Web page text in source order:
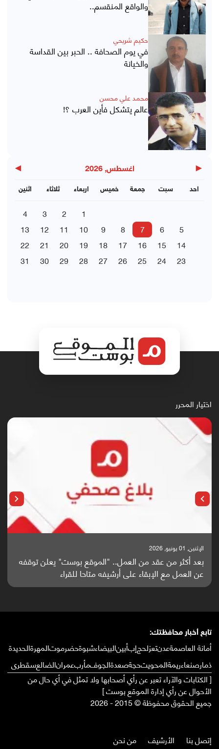
والواقع المنقسم..
حكيم شريحي
في يوم الصحافة .. الحبر بين القداسة
والخيانة
محمد علي محسن
عالم يتشكل فأين العرب ؟!
◀ اغسطس, 2026 ▶
اثنين ثلاثاء اربعاء خميس جمعة سبت احد
1
2
3
4
5
6
7
8
9
10
11
12
13
14
15
16
17
18
19
20
21
22
23
24
25
26
27
28
29
30
31
اختيار المحرر
الإثنين, 25 مايو, 2026
باحثون من اليمن يدخلون سباق أبحاث ألزهايمر بدراسة
واعدة منشورة عالميا (ترجمة)
تابع أخبار محافظتك:
أمانة العاصمةعدنتعزلحجإبأبينالبيضاءشبوةحضرموتالمهرةالحديدة
ذمارصنعاءريمةالمحويتحجةصعدةالجوفمأربعمرانالضالعسقطرى
[ الكتابات والآراء تعبر عن رأي أصحابها ولا تمثل في أي حال من
الأحوال عن رأي إدارة الموقع بوست ]
جميع الحقوق محفوظة © 2015 - 2026
إتصل بنا الأرشيف من نحن